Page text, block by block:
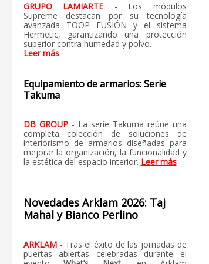
GRUPO LAMIARTE - Los módulos
Supreme destacan por su tecnología
avanzada TOOP FUSIÓN y el sistema
Hermetic, garantizando una protección
superior contra humedad y polvo.
Leer más
Equipamiento de armarios: Serie
Takuma
DB GROUP - La serie Takuma reúne una
completa colección de soluciones de
interiorismo de armarios diseñadas para
mejorar la organización, la funcionalidad y
la estética del espacio interior. Leer más
Novedades Arklam 2026: Taj
Mahal y Bianco Perlino
ARKLAM - Tras el éxito de las jornadas de
puertas abiertas celebradas durante el